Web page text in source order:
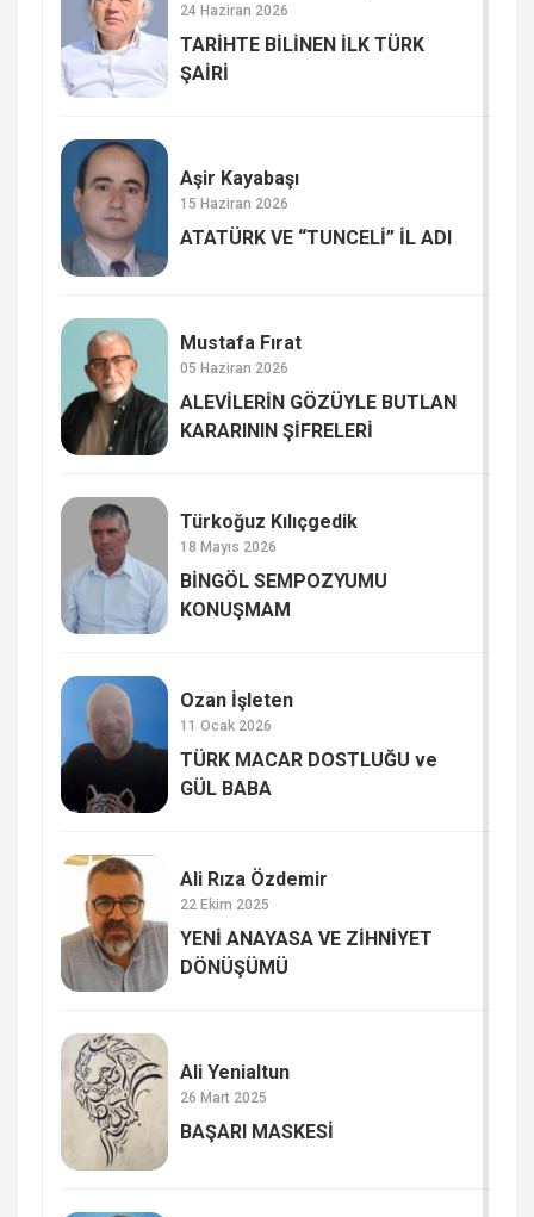
24 Haziran 2026
TARİHTE BİLİNEN İLK TÜRK
ŞAİRİ
Aşir Kayabaşı
15 Haziran 2026
ATATÜRK VE “TUNCELİ” İL ADI
Mustafa Fırat
05 Haziran 2026
ALEVİLERİN GÖZÜYLE BUTLAN
KARARININ ŞİFRELERİ
Türkoğuz Kılıçgedik
18 Mayıs 2026
BİNGÖL SEMPOZYUMU
KONUŞMAM
Ozan İşleten
11 Ocak 2026
TÜRK MACAR DOSTLUĞU ve
GÜL BABA
Ali Rıza Özdemir
22 Ekim 2025
YENİ ANAYASA VE ZİHNİYET
DÖNÜŞÜMÜ
Ali Yenialtun
26 Mart 2025
BAŞARI MASKESİ